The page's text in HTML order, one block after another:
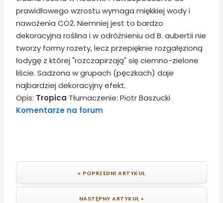
prawidłowego wzrostu wymaga miękkiej wody i
nawożenia CO2. Niemniej jest to bardzo
dekoracyjna roślina i w odróżnieniu od B. aubertii nie
tworzy formy rozety, lecz przepięknie rozgałęzioną
łodygę z której "rozczapirzają" się ciemno-zielone
liście. Sadzona w grupach (pęczkach) daje
najbardziej dekoracyjny efekt.
Opis: Tropica Tłumaczenie: Piotr Baszucki
Komentarze na forum
« POPRZEDNI ARTYKUŁ
NASTĘPNY ARTYKUŁ »